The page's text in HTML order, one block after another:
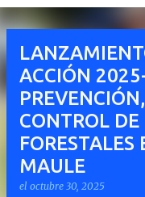
ACCIÓN
CONTROL
FORESTALES
MAULE
el octubre 30, 2025